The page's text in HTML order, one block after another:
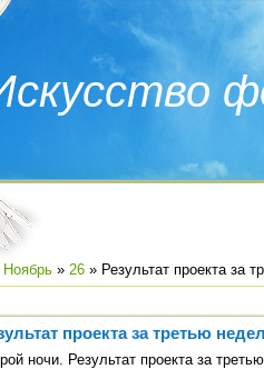
Ноябрь » 26 » Результат проекта за
проекта за третью
ночи. Результат проекта за